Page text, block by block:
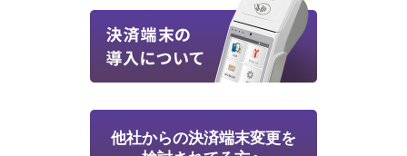
他社からの決済端末変更を